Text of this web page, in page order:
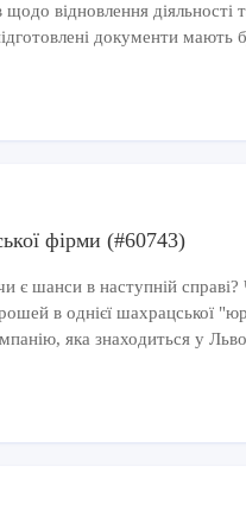
відновлення діяльності
документи мають
фірми (#60743)
є шанси в наступній
в однієї шахрацської
яка знаходиться у